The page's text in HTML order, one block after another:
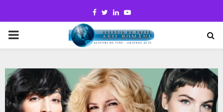
Facebook
TwitterLinkedinYoutube
PRIMARY